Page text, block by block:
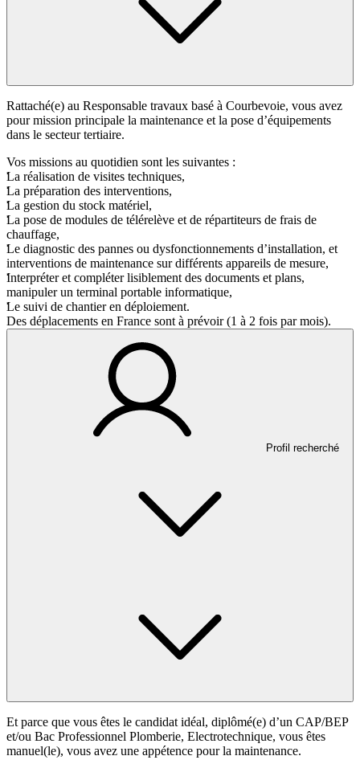
Rattaché(e) au Responsable travaux basé à Courbevoie, vous avez
pour mission principale la maintenance et la pose d’équipements
dans le secteur tertiaire.
Vos missions au quotidien sont les suivantes :
La réalisation de visites techniques,
La préparation des interventions,
La gestion du stock matériel,
La pose de modules de télérelève et de répartiteurs de frais de
chauffage,
Le diagnostic des pannes ou dysfonctionnements d’installation, et
interventions de maintenance sur différents appareils de mesure,
Interpréter et compléter lisiblement des documents et plans,
manipuler un terminal portable informatique,
Le suivi de chantier en déploiement.
Des déplacements en France sont à prévoir (1 à 2 fois par mois).
Profil recherché
Et parce que vous êtes le candidat idéal, diplômé(e) d’un CAP/BEP
et/ou Bac Professionnel Plomberie, Electrotechnique, vous êtes
manuel(le), vous avez une appétence pour la maintenance.